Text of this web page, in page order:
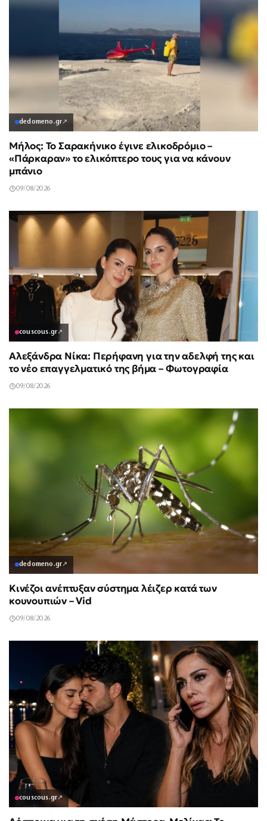
dedomeno.gr↗
Μήλος: Το Σαρακήνικο έγινε ελικοδρόμιο –
«Πάρκαραν» το ελικόπτερο τους για να κάνουν
μπάνιο
09/08/2026
couscous.gr↗
Αλεξάνδρα Νίκα: Περήφανη για την αδελφή της και
το νέο επαγγελματικό της βήμα – Φωτογραφία
09/08/2026
dedomeno.gr↗
Κινέζοι ανέπτυξαν σύστημα λέιζερ κατά των
κουνουπιών – Vid
09/08/2026
couscous.gr↗